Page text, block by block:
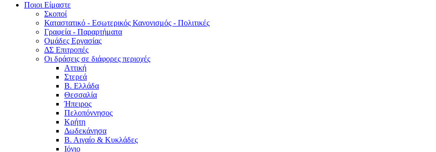
Ποιοι Είμαστε
Σκοποί
Καταστατικό - Εσωτερικός Κανονισμός - Πολιτικές
Γραφεία - Παραρτήματα
Ομάδες Εργασίας
ΔΣ Επιτροπές
Οι δράσεις σε διάφορες περιοχές
Αττική
Στερεά
Β. Ελλάδα
Θεσσαλία
Ήπειρος
Πελοπόννησος
Κρήτη
Δωδεκάνησα
Β. Αιγαίο & Κυκλάδες
Ιόνιο